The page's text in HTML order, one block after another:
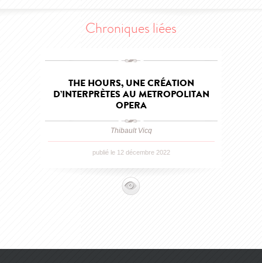
Chroniques liées
THE HOURS, UNE CRÉATION
D’INTERPRÈTES AU METROPOLITAN
OPERA
Thibault Vicq
publié le 12 décembre 2022